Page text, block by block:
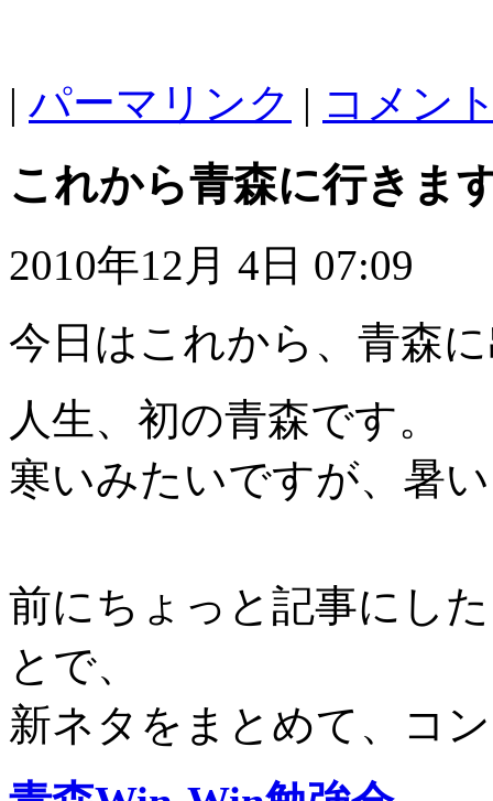
| パーマリンク | コメン
これから青森に行きま
2010年12月 4日 07:09
今日はこれから、青森
人生、初の青森です。
寒いみたいですが、暑
前にちょっと記事にし
とで、
新ネタをまとめて、コ